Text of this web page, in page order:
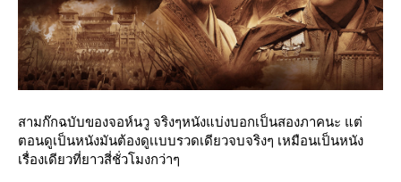
สามก๊กฉบับของจอห์นวู จริงๆหนังแบ่งบอกเป็นสองภาคนะ แต่
ตอนดูเป็นหนังมันต้องดูเเบบรวดเดียวจบจริงๆ เหมือนเป็นหนัง
เรื่องเดียวที่ยาวสี่ชั่วโมงกว่าๆ